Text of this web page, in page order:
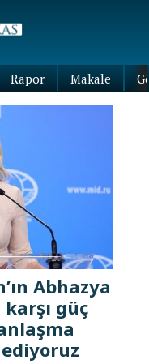
Rapor Makale
Abhazya
güç